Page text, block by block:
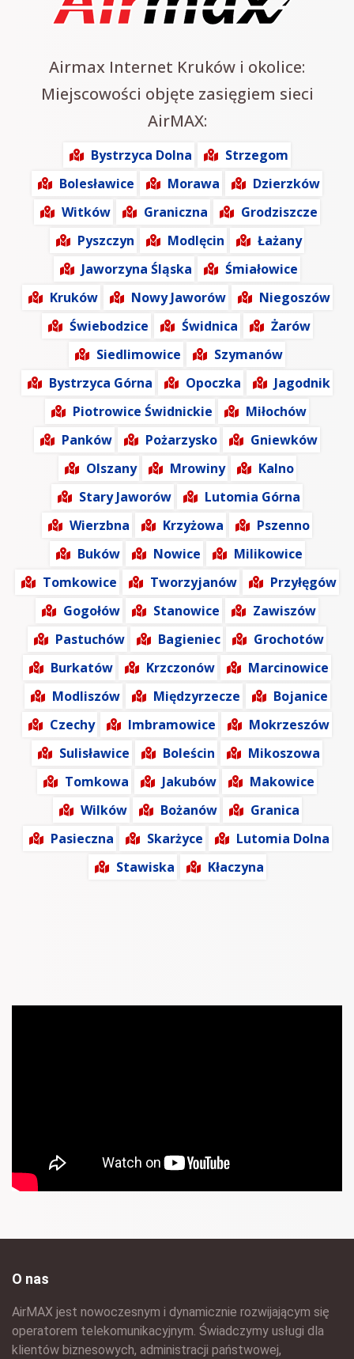
Airmax Internet Kruków i okolice:
Miejscowości objęte zasięgiem sieci
AirMAX:
Bystrzyca Dolna
Strzegom
Bolesławice
Morawa
Dzierzków
Witków
Graniczna
Grodziszcze
Pyszczyn
Modlęcin
Łażany
Jaworzyna Śląska
Śmiałowice
Kruków
Nowy Jaworów
Niegoszów
Świebodzice
Świdnica
Żarów
Siedlimowice
Szymanów
Bystrzyca Górna
Opoczka
Jagodnik
Piotrowice Świdnickie
Miłochów
Panków
Pożarzysko
Gniewków
Olszany
Mrowiny
Kalno
Stary Jaworów
Lutomia Górna
Wierzbna
Krzyżowa
Pszenno
Buków
Nowice
Milikowice
Tomkowice
Tworzyjanów
Przyłęgów
Gogołów
Stanowice
Zawiszów
Pastuchów
Bagieniec
Grochotów
Burkatów
Krzczonów
Marcinowice
Modliszów
Międzyrzecze
Bojanice
Czechy
Imbramowice
Mokrzeszów
Sulisławice
Boleścin
Mikoszowa
Tomkowa
Jakubów
Makowice
Wilków
Bożanów
Granica
Pasieczna
Skarżyce
Lutomia Dolna
Stawiska
Kłaczyna
O nas
AirMAX jest nowoczesnym i dynamicznie rozwijającym się
operatorem telekomunikacyjnym. Świadczymy usługi dla
klientów biznesowych, administracji państwowej,